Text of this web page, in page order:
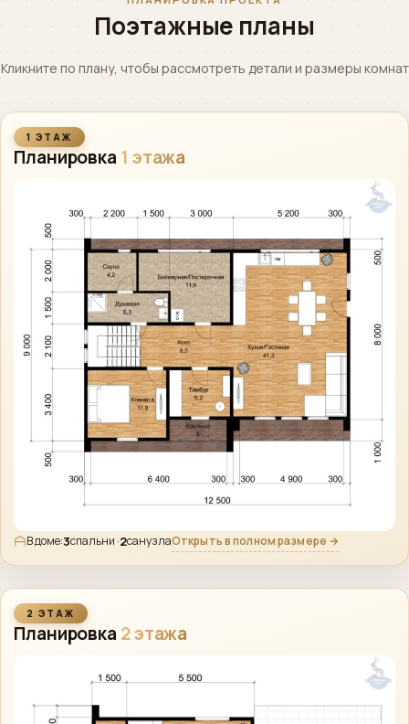
Поэтажные планы
Кликните по плану, чтобы рассмотреть детали и размеры комнат
1 ЭТАЖ
Планировка 1 этажа
В доме:3спальни ·2санузлаОткрыть в полном размере →
2 ЭТАЖ
Планировка 2 этажа